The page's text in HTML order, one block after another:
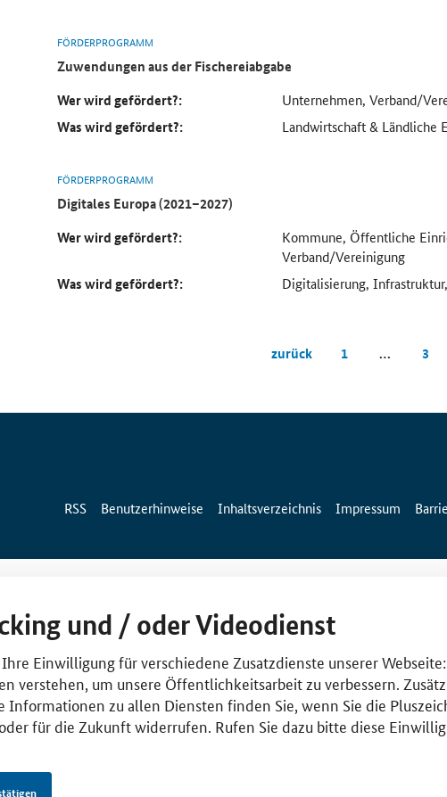
FÖRDERPROGRAMM
Zuwendungen aus der Fischereiabgabe
Wer wird gefördert?:
Unternehmen, Verband/
Was wird gefördert?: Landwirtschaft & Ländliche
FÖRDERPROGRAMM
Digitales Europa (2021–2027)
Wer wird gefördert?:
Kommune, Öffentliche
Verband/Vereinigung
Was wird gefördert?: Digitalisierung,
zurück 1 … 3
RSS Benutzerhinweise Inhaltsverzeichnis Impressum
und / oder Videodienst
Einwilligung für verschiedene Zusatzdienste unserer
verstehen, um unsere Öffentlichkeitsarbeit zu verbessern.
zu allen Diensten finden Sie, wenn Sie die
für die Zukunft widerrufen. Rufen Sie dazu bitte diese